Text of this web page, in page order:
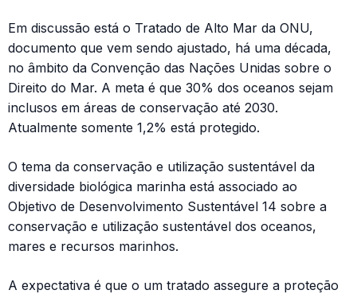
Em discussão está o Tratado de Alto Mar da ONU,
documento que vem sendo ajustado, há uma década,
no âmbito da Convenção das Nações Unidas sobre o
Direito do Mar. A meta é que 30% dos oceanos sejam
inclusos em áreas de conservação até 2030.
Atualmente somente 1,2% está protegido.
O tema da conservação e utilização sustentável da
diversidade biológica marinha está associado ao
Objetivo de Desenvolvimento Sustentável 14 sobre a
conservação e utilização sustentável dos oceanos,
mares e recursos marinhos.
A expectativa é que o um tratado assegure a proteção